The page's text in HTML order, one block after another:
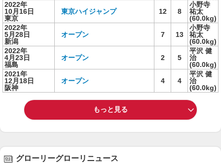
2022年
10月16日
東京
東京ハイジャンプ 12 8
小野寺
祐太
(60.0kg)
2022年
5月28日
新潟
オープン 7 13
小野寺
祐太
(60.0kg)
2022年
4月23日
福島
オープン 2 5
平沢 健
治
(60.0kg)
2021年
12月18日
阪神
オープン 4 4
平沢 健
治
(60.0kg)
もっと見る
グローリーグローリニュース